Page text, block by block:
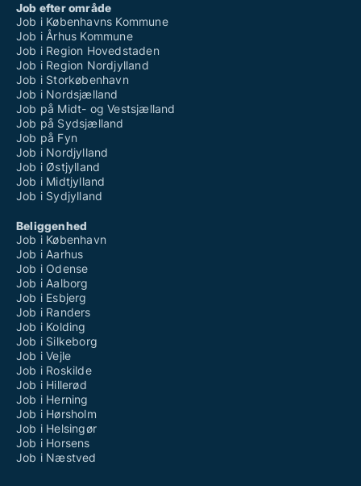
Job efter område
Job i Københavns Kommune
Job i Århus Kommune
Job i Region Hovedstaden
Job i Region Nordjylland
Job i Storkøbenhavn
Job i Nordsjælland
Job på Midt- og Vestsjælland
Job på Sydsjælland
Job på Fyn
Job i Nordjylland
Job i Østjylland
Job i Midtjylland
Job i Sydjylland
Beliggenhed
Job i København
Job i Aarhus
Job i Odense
Job i Aalborg
Job i Esbjerg
Job i Randers
Job i Kolding
Job i Silkeborg
Job i Vejle
Job i Roskilde
Job i Hillerød
Job i Herning
Job i Hørsholm
Job i Helsingør
Job i Horsens
Job i Næstved